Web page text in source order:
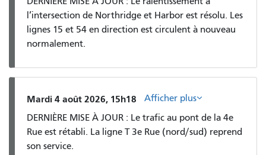
l’intersection de Northridge et Harbor est résolu. Les
lignes 15 et 54 en direction est circulent à nouveau
normalement.
Mardi 4 août 2026, 15h18
Afficher plus
DERNIÈRE MISE À JOUR : Le trafic au pont de la 4e
Rue est rétabli. La ligne T 3e Rue (nord/sud) reprend
son service.